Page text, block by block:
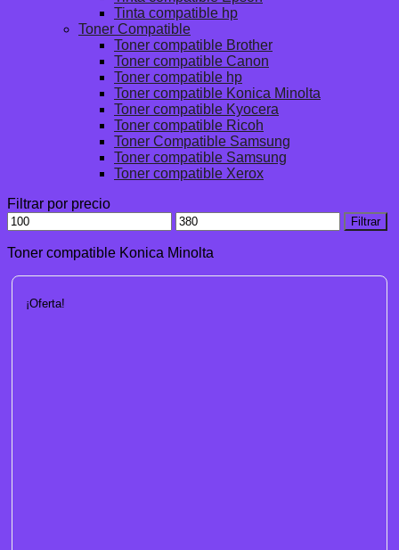
Tinta compatible hp
Toner Compatible
Toner compatible Brother
Toner compatible Canon
Toner compatible hp
Toner compatible Konica Minolta
Toner compatible Kyocera
Toner compatible Ricoh
Toner Compatible Samsung
Toner compatible Samsung
Toner compatible Xerox
Filtrar por precio
Precio
mínimo
Precio
máximo
Filtrar
Toner compatible Konica Minolta
¡Oferta!